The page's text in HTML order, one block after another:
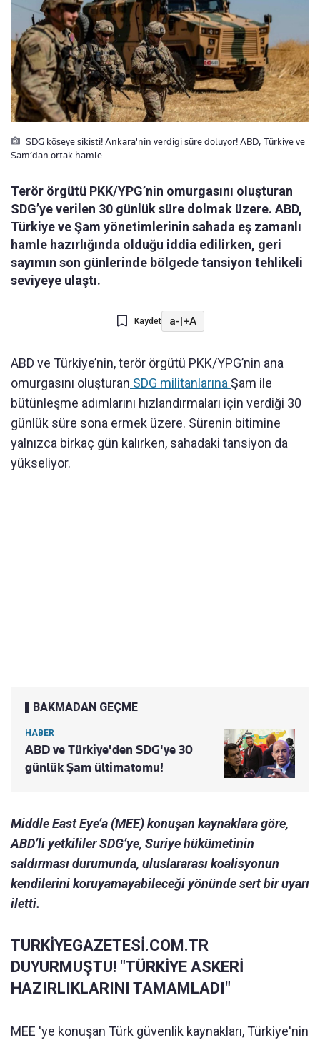
SDG köseye sikisti! Ankara'nin verdigi süre doluyor! ABD, Türkiye ve
Sam’dan ortak hamle
Terör örgütü PKK/YPG’nin omurgasını oluşturan
SDG’ye verilen 30 günlük süre dolmak üzere. ABD,
Türkiye ve Şam yönetimlerinin sahada eş zamanlı
hamle hazırlığında olduğu iddia edilirken, geri
sayımın son günlerinde bölgede tansiyon tehlikeli
seviyeye ulaştı.
Kaydet a-|+A
ABD ve Türkiye’nin, terör örgütü PKK/YPG’nin ana
omurgasını oluşturan SDG militanlarına Şam ile
bütünleşme adımlarını hızlandırmaları için verdiği 30
günlük süre sona ermek üzere. Sürenin bitimine
yalnızca birkaç gün kalırken, sahadaki tansiyon da
yükseliyor.
BAKMADAN GEÇME
HABER
ABD ve Türkiye'den SDG'ye 30
günlük Şam ültimatomu!
Middle East Eye’a (MEE) konuşan kaynaklara göre,
ABD’li yetkililer SDG’ye, Suriye hükümetinin
saldırması durumunda, uluslararası koalisyonun
kendilerini koruyamayabileceği yönünde sert bir uyarı
iletti.
TURKİYEGAZETESİ.COM.TR
DUYURMUŞTU! "TÜRKİYE ASKERİ
HAZIRLIKLARINI TAMAMLADI"
MEE 'ye konuşan Türk güvenlik kaynakları, Türkiye'nin